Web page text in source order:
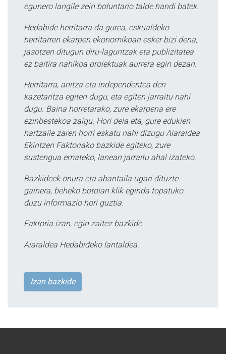
egunero langile zein boluntario talde handi batek.
Hedabide herritarra da gurea, eskualdeko
herritarren ekarpen ekonomikoari esker bizi dena,
jasotzen ditugun diru-laguntzak eta publizitatea
ez baitira nahikoa proiektuak aurrera egin dezan.
Herritarra, anitza eta independentea den
kazetaritza egiten dugu, eta egiten jarraitu nahi
dugu. Baina horretarako, zure ekarpena ere
ezinbestekoa zaigu. Hori dela eta, gure edukien
hartzaile zaren horri eskatu nahi dizugu Aiaraldea
Ekintzen Faktoriako bazkide egiteko, zure
sustengua emateko, lanean jarraitu ahal izateko.
Bazkideek onura eta abantaila ugari dituzte
gainera, beheko botoian klik eginda topatuko
duzu informazio hori guztia.
Faktoria izan, egin zaitez bazkide.
Aiaraldea Hedabideko lantaldea.
Izan bazkide